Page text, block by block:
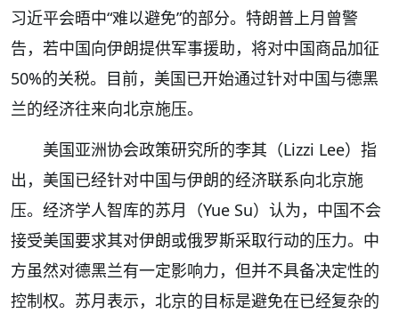
习近平会晤中“难以避免”的部分。特朗普上月曾警
告，若中国向伊朗提供军事援助，将对中国商品加征
50%的关税。目前，美国已开始通过针对中国与德黑
兰的经济往来向北京施压。
美国亚洲协会政策研究所的李其（Lizzi Lee）指
出，美国已经针对中国与伊朗的经济联系向北京施
压。经济学人智库的苏月（Yue Su）认为，中国不会
接受美国要求其对伊朗或俄罗斯采取行动的压力。中
方虽然对德黑兰有一定影响力，但并不具备决定性的
控制权。苏月表示，北京的目标是避免在已经复杂的